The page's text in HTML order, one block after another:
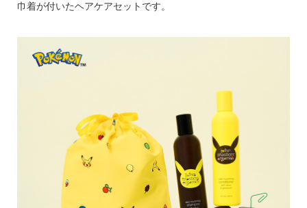
巾着が付いたヘアケアセットです。